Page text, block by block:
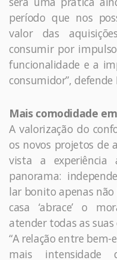
período que nos
valor das
consumir por
funcionalidade e a
consumidor”, defende
Mais comodidade
A valorização do
os novos projetos de
vista a
panorama:
lar bonito apenas
casa ‘abrace’ o
atender todas as suas
“A relação entre
mais intensidade